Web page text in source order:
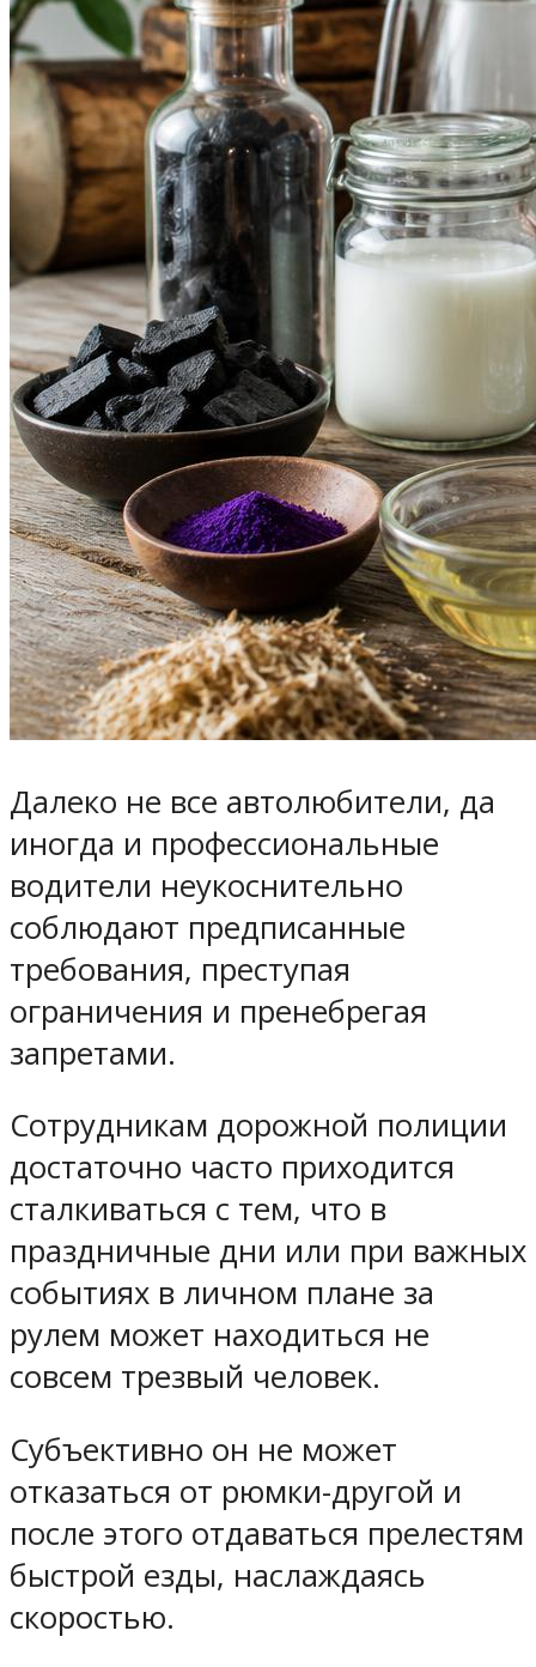
Далеко не все автолюбители, да
иногда и профессиональные
водители неукоснительно
соблюдают предписанные
требования, преступая
ограничения и пренебрегая
запретами.
Сотрудникам дорожной полиции
достаточно часто приходится
сталкиваться с тем, что в
праздничные дни или при важных
событиях в личном плане за
рулем может находиться не
совсем трезвый человек.
Субъективно он не может
отказаться от рюмки-другой и
после этого отдаваться прелестям
быстрой езды, наслаждаясь
скоростью.